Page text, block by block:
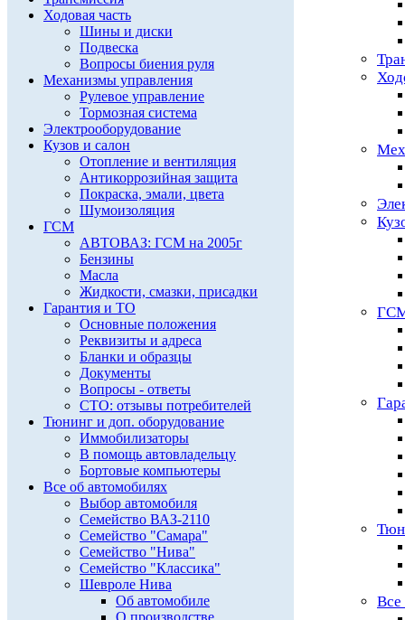
Ходовая часть
Шины и диски
Подвеска
Вопросы биения руля
Механизмы управления
Рулевое управление
Тормозная система
Электрооборудование
Кузов и салон
Отопление и вентиляция
Антикоррозийная защита
Покраска, эмали, цвета
Шумоизоляция
ГСМ
АВТОВАЗ: ГСМ на 2005г
Бензины
Масла
Жидкости, смазки, присадки
Гарантия и ТО
Основные положения
Реквизиты и адреса
Бланки и образцы
Документы
Вопросы - ответы
СТО: отзывы потребителей
Тюнинг и доп. оборудование
Иммобилизаторы
В помощь автовладельцу
Бортовые компьютеры
Все об автомобилях
Выбор автомобиля
Семейство ВАЗ-2110
Семейство "Самара"
Семейство "Нива"
Семейство "Классика"
Шевроле Нива
Об автомобиле
О производстве
Все